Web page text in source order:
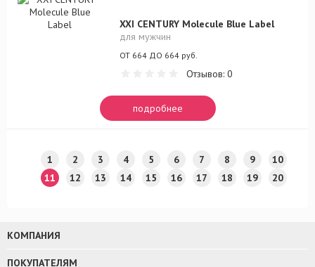
XXI CENTURY Molecule Blue Label
для мужчин
ОТ 664 ДО 664 руб.
Отзывов: 0
подробнее
1 2 3 4 5 6 7 8 9
10
11
12 13 14 15 16 17 18 19 20
КОМПАНИЯ
ПОКУПАТЕЛЯМ